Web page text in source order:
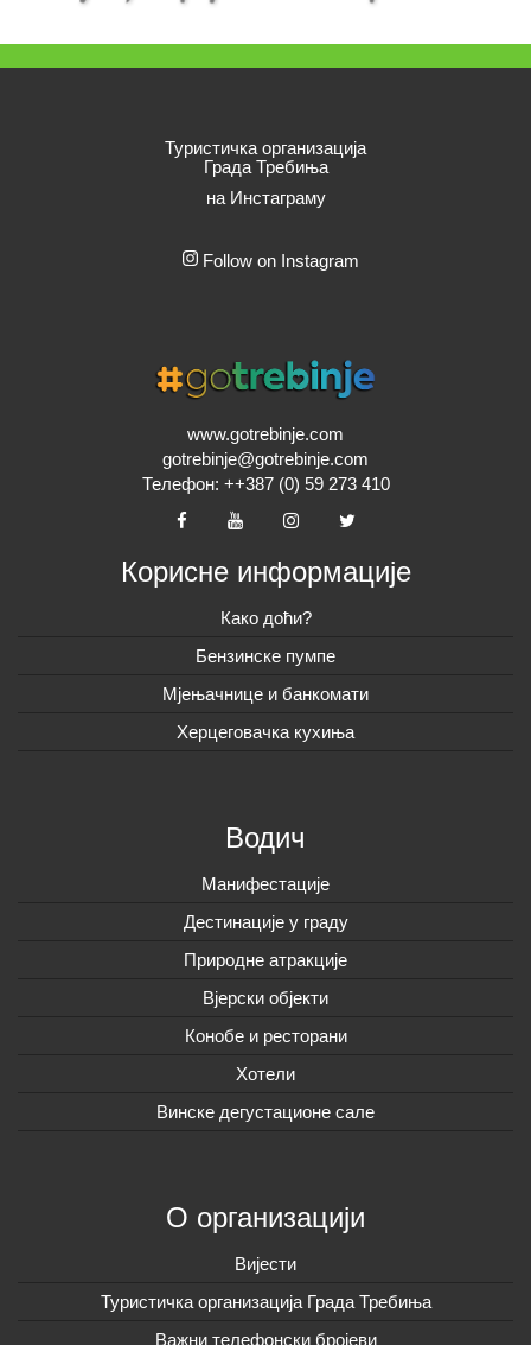
Туристичка организација
Града Требиња
на Инстаграму
Follow on Instagram
www.gotrebinje.com
gotrebinje@gotrebinje.com
Телефон: ++387 (0) 59 273 410
Корисне информације
Како доћи?
Бензинске пумпе
Мјењачнице и банкомати
Херцеговачка кухиња
Водич
Манифестације
Дестинације у граду
Природне атракције
Вјерски објекти
Конобе и ресторани
Хотели
Винске дегустационе сале
О организацији
Вијeсти
Туристичка организација Града Требиња
Важни телефонски бројеви